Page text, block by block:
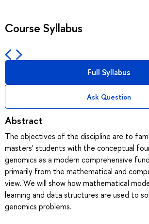
Course Syllabus
Full Syllabus
Ask Question
Abstract
The objectives of the discipline are to
masters' students with the conceptual
genomics as a modern comprehensive
primarily from the mathematical and
view. We will show how mathematical
learning and data structures are used to
genomics problems.